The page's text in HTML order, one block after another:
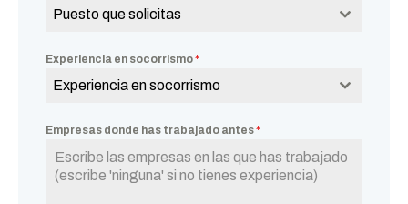
Puesto que solicitas
Experiencia en socorrismo*
Experiencia en socorrismo
Empresas donde has trabajado antes*